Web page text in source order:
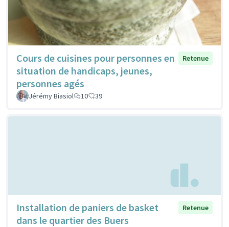
Cours de cuisines pour personnes en
situation de handicaps, jeunes,
personnes agés
Retenue
Jérémy Biasiol 10 39
Installation de paniers de basket
dans le quartier des Buers
Retenue